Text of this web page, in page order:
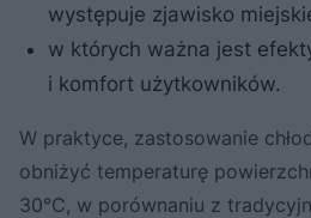
występuje zjawisko
w których ważna jest
i komfort użytkowników.
W praktyce, zastosowanie
obniżyć temperaturę
30°C, w porównaniu z